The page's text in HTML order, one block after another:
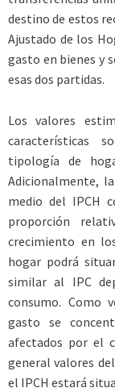
destino de estos
Ajustado de los
gasto en bienes y
esas dos partidas.
Los valores
características
tipología de
Adicionalmente,
medio del IPCH
proporción
crecimiento en
hogar podrá
similar al IPC
consumo. Como
gasto se
afectados por el
general valores
el IPCH estará